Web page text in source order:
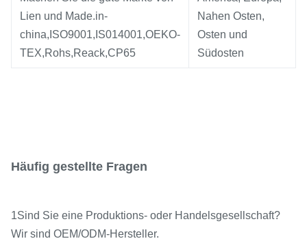
Lien und Made.in-
china,ISO9001,IS014001,OEKO-
TEX,Rohs,Reack,CP65
Nahen Osten,
Osten und
Südosten
Häufig gestellte Fragen
1Sind Sie eine Produktions- oder Handelsgesellschaft?
Wir sind OEM/ODM-Hersteller.